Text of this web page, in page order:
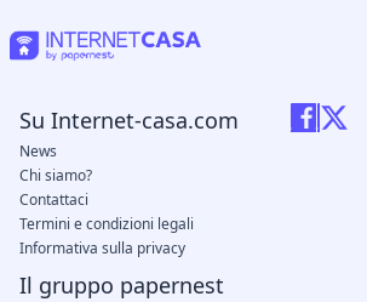
Su Internet-casa.com
News
Chi siamo?
Contattaci
Termini e condizioni legali
Informativa sulla privacy
Il gruppo papernest